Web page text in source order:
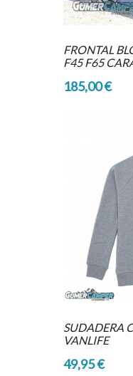
FRONTAL
F45 F65
185,00 €
SUDADERA
VANLIFE
49,95 €